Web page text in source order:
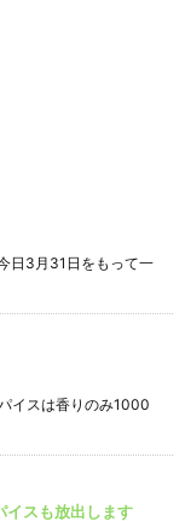
日3月31日をもって一
イスは香りのみ1000
スも放出します